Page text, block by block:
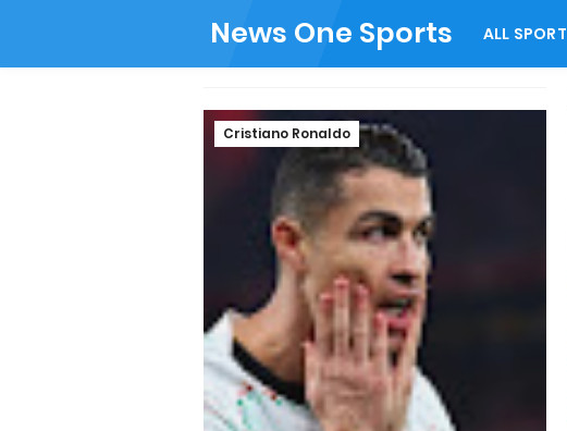
News One Sports ALL SPORT
Cristiano Ronaldo